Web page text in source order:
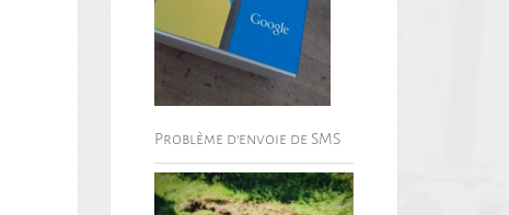
Problème d’envoie de SMS